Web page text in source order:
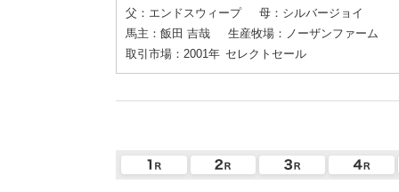
父：エンドスウィープ
母：シルバージョイ
馬主：飯田 吉哉
生産牧場：ノーザンファーム
取引市場：2001年 セレクトセール